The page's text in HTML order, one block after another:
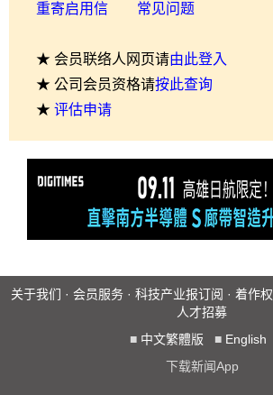
重寄启用信 常见问题
★ 会员联络人网页请由此登入
★ 公司会员资格请按此查询
★ 评估申请
关于我们 · 会员服务 · 科技产业报订阅 · 着作权
人才招募
■ 中文繁體版 ■ English
下载新闻App